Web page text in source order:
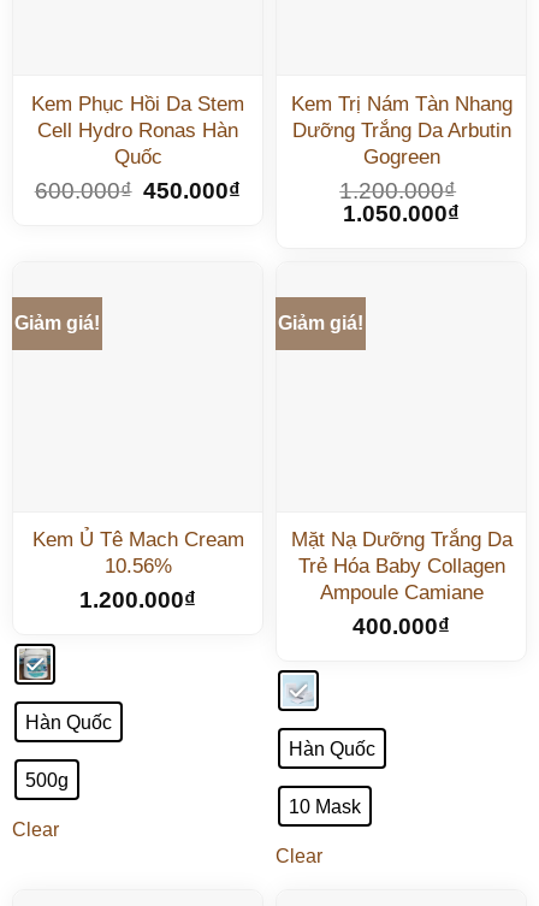
Kem Phục Hồi Da Stem
Cell Hydro Ronas Hàn
Quốc
600.000₫ 450.000₫
Kem Trị Nám Tàn Nhang
Dưỡng Trắng Da Arbutin
Gogreen
1.200.000₫
1.050.000₫
Giảm giá!
Kem Ủ Tê Mach Cream
10.56%
1.200.000₫
Hàn Quốc
500g
Clear
Giảm giá!
Mặt Nạ Dưỡng Trắng Da
Trẻ Hóa Baby Collagen
Ampoule Camiane
400.000₫
Hàn Quốc
10 Mask
Clear